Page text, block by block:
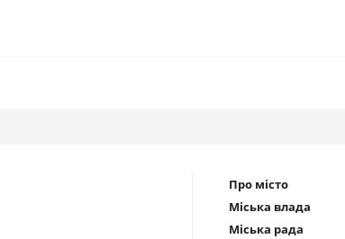
Про місто
Міська влада
Міська рада